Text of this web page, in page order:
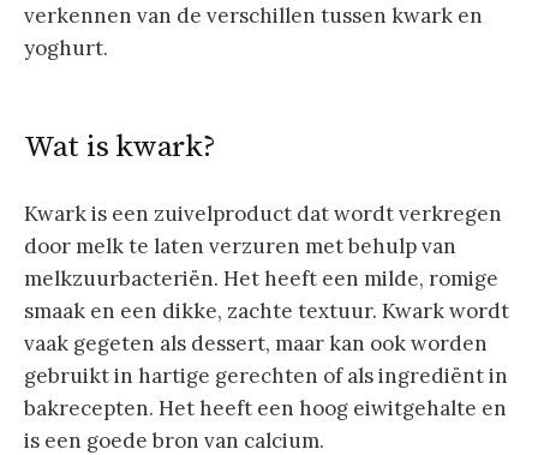
verkennen van de verschillen tussen kwark en
yoghurt.
Wat is kwark?
Kwark is een zuivelproduct dat wordt verkregen
door melk te laten verzuren met behulp van
melkzuurbacteriën. Het heeft een milde, romige
smaak en een dikke, zachte textuur. Kwark wordt
vaak gegeten als dessert, maar kan ook worden
gebruikt in hartige gerechten of als ingrediënt in
bakrecepten. Het heeft een hoog eiwitgehalte en
is een goede bron van calcium.